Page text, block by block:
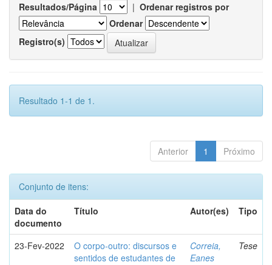
Resultados/Página | Ordenar registros por
Ordenar
Registro(s)
Resultado 1-1 de 1.
Anterior 1 Próximo
Conjunto de itens:
Data do
documento
Título Autor(es) Tipo
23-Fev-2022
O corpo-outro: discursos e
sentidos de estudantes de
Correia,
Eanes
Tese